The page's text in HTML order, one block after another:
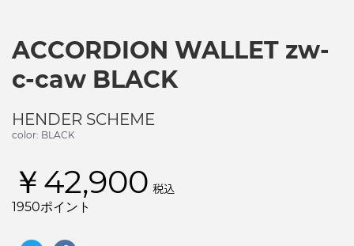
ACCORDION WALLET zw-
c-caw BLACK
HENDER SCHEME
color: BLACK
￥42,900 税込
1950ポイント